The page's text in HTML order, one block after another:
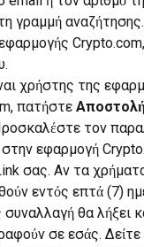
γραμμή αναζήτησης.
χρήστης της
πατήστε
τον
στην εφαρμογή
σας. Αν τα
εντός επτά (7)
συναλλαγή θα λήξει
σε εσάς. Δείτε